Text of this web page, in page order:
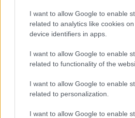
I want to allow Google to enable
related to analytics like cookies
device identifiers in apps.
I want to allow Google to enable
related to functionality of the
I want to allow Google to enable
related to personalization.
I want to allow Google to enable
o
k
p
p
NOTIZIE RECENTI
Meteo Olbia 9 agosto,
Salmo finisce in ospedale
va avanti: “Sicilia, ci sono”